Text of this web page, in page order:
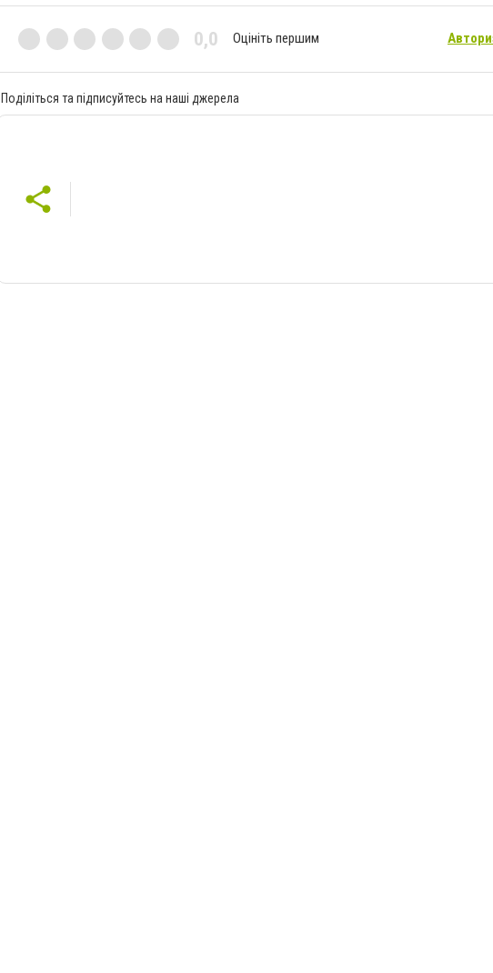
0,0 Оцініть першим
Поділіться та підписуйтесь на наші джерела